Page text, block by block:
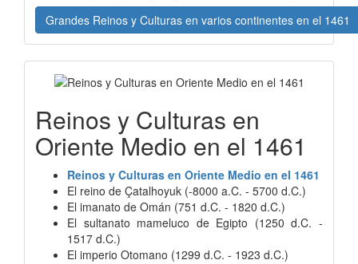
Grandes Reinos y Culturas en varios continentes en el 1461
Reinos y Culturas en
Oriente Medio en el 1461
Reinos y Culturas en Oriente Medio en el 1461
El reino de Çatalhoyuk (-8000 a.C. - 5700 d.C.)
El imanato de Omán (751 d.C. - 1820 d.C.)
El sultanato mameluco de Egipto (1250 d.C. -
1517 d.C.)
El imperio Otomano (1299 d.C. - 1923 d.C.)